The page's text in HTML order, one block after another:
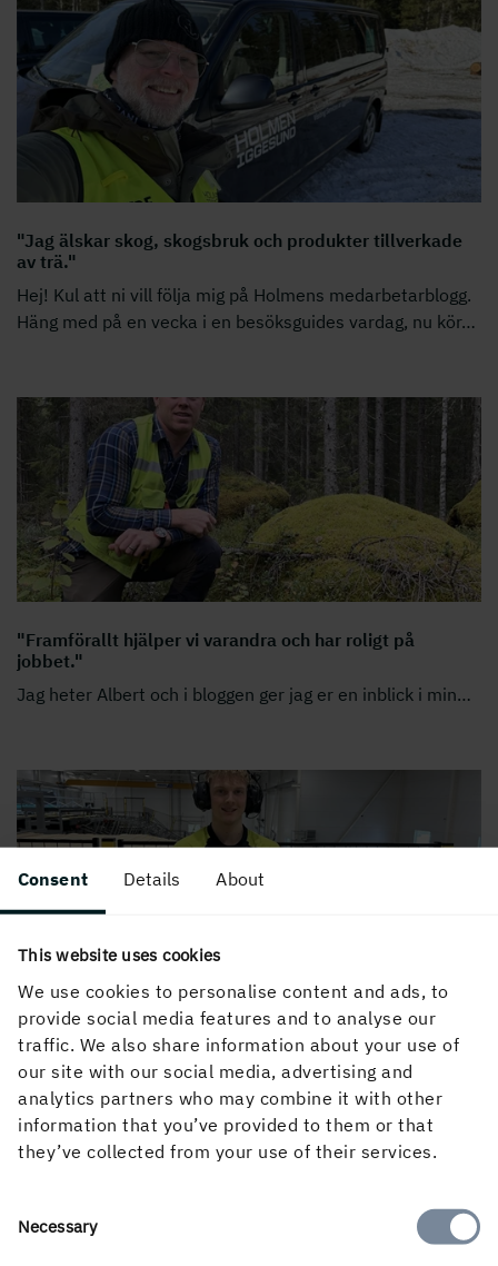
Consent Details About
This website uses cookies
We use cookies to personalise content and ads, to
provide social media features and to analyse our
traffic. We also share information about your use of
our site with our social media, advertising and
analytics partners who may combine it with other
information that you’ve provided to them or that
they’ve collected from your use of their services.
Consent
Necessary
"Jag älskar skog, skogsbruk och produkter tillverkade
av trä."
Hej! Kul att ni vill följa mig på Holmens medarbetarblogg.
Häng med på en vecka i en besöksguides vardag, nu kör…
"Framförallt hjälper vi varandra och har roligt på
jobbet."
Jag heter Albert och i bloggen ger jag er en inblick i min…
“Att hitta lösningar på nya utmaningar varje dag är just
det som gör mitt jobb så roligt!”
Läs bloggen med Joel och få en glimt av hans arbete på